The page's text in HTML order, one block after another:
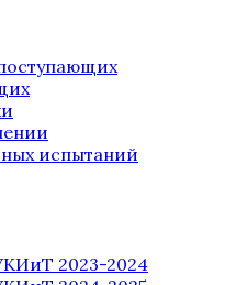
испытаний
2023-2024